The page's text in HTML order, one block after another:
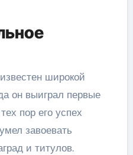
широкой
он выиграл первые
пор его успех
завоевать
и титулов.